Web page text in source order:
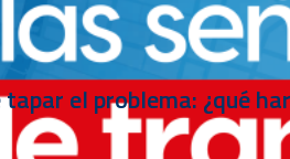
el problema: ¿qué